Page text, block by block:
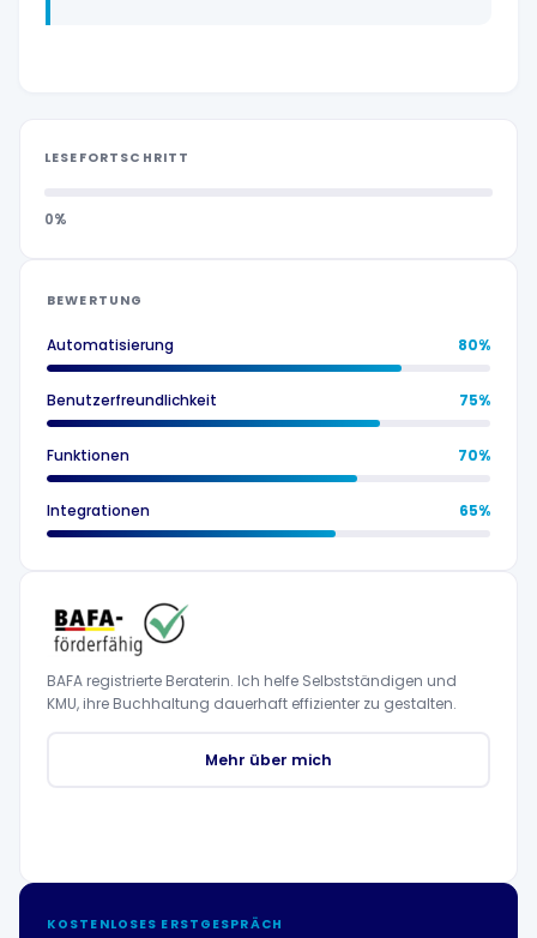
LESEFORTSCHRITT
0%
BEWERTUNG
Automatisierung 80%
Benutzerfreundlichkeit 75%
Funktionen 70%
Integrationen 65%
BAFA registrierte Beraterin. Ich helfe Selbstständigen und
KMU, ihre Buchhaltung dauerhaft effizienter zu gestalten.
Mehr über mich
KOSTENLOSES ERSTGESPRÄCH